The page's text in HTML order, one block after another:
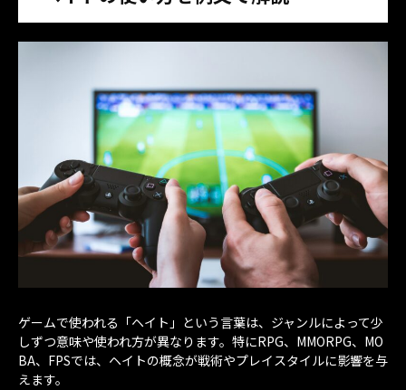
ゲームで使われる「ヘイト」という言葉は、ジャンルによって少
しずつ意味や使われ方が異なります。特にRPG、MMORPG、MO
BA、FPSでは、ヘイトの概念が戦術やプレイスタイルに影響を与
えます。